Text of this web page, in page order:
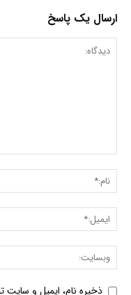
ارسال یک پاسخ
ذخیره نام، ایمیل و سایت